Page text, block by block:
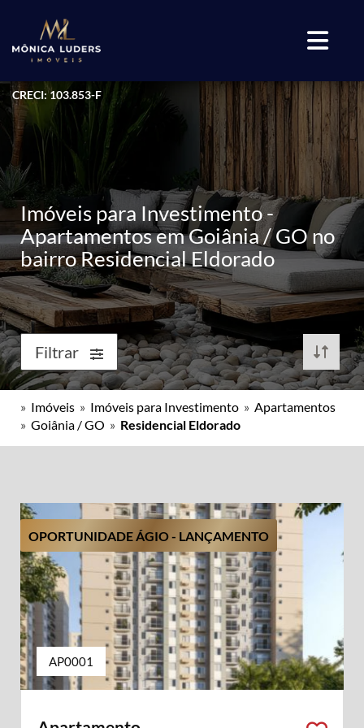
CRECI: 103.853-F
Imóveis para Investimento -
Apartamentos em Goiânia / GO no
bairro Residencial Eldorado
Filtrar
» Imóveis » Imóveis para Investimento » Apartamentos
» Goiânia / GO » Residencial Eldorado
OPORTUNIDADE ÁGIO - LANÇAMENTO
AP0001